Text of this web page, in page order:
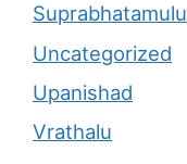
Suprabhatamulu
Uncategorized
Upanishad
Vrathalu